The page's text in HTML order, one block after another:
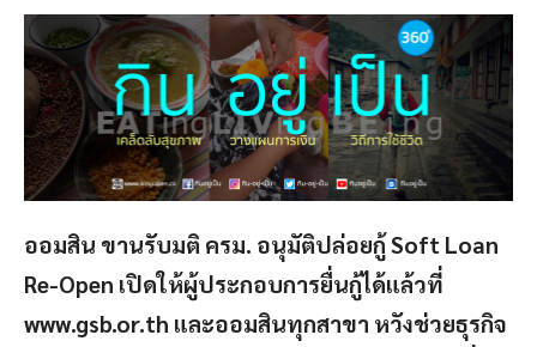
ออมสิน ขานรับมติ ครม. อนุมัติปล่อยกู้ Soft Loan
Re-Open เปิดให้ผู้ประกอบการยื่นกู้ได้แล้วที่
www.gsb.or.th และออมสินทุกสาขา หวังช่วยธุรกิจ